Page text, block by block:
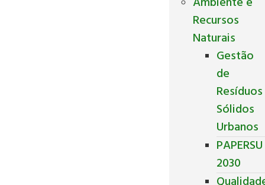
Recursos
Naturais
Gestão
de
Resíduos
Sólidos
Urbanos
PAPERSU
2030